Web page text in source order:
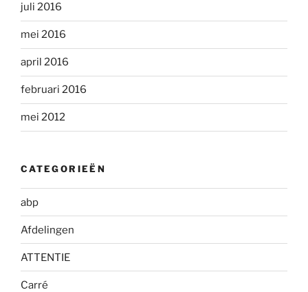
juli 2016
mei 2016
april 2016
februari 2016
mei 2012
CATEGORIEËN
abp
Afdelingen
ATTENTIE
Carré